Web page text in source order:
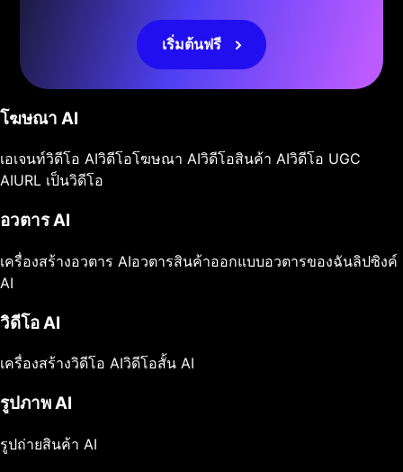
เริ่มต้นฟรี
โฆษณา AI
เอเจนท์วิดีโอ AIวิดีโอโฆษณา AIวิดีโอสินค้า AIวิดีโอ UGC
AIURL เป็นวิดีโอ
อวตาร AI
เครื่องสร้างอวตาร AIอวตารสินค้าออกแบบอวตารของฉันลิปซิงค์
AI
วิดีโอ AI
เครื่องสร้างวิดีโอ AIวิดีโอสั้น AI
รูปภาพ AI
รูปถ่ายสินค้า AI